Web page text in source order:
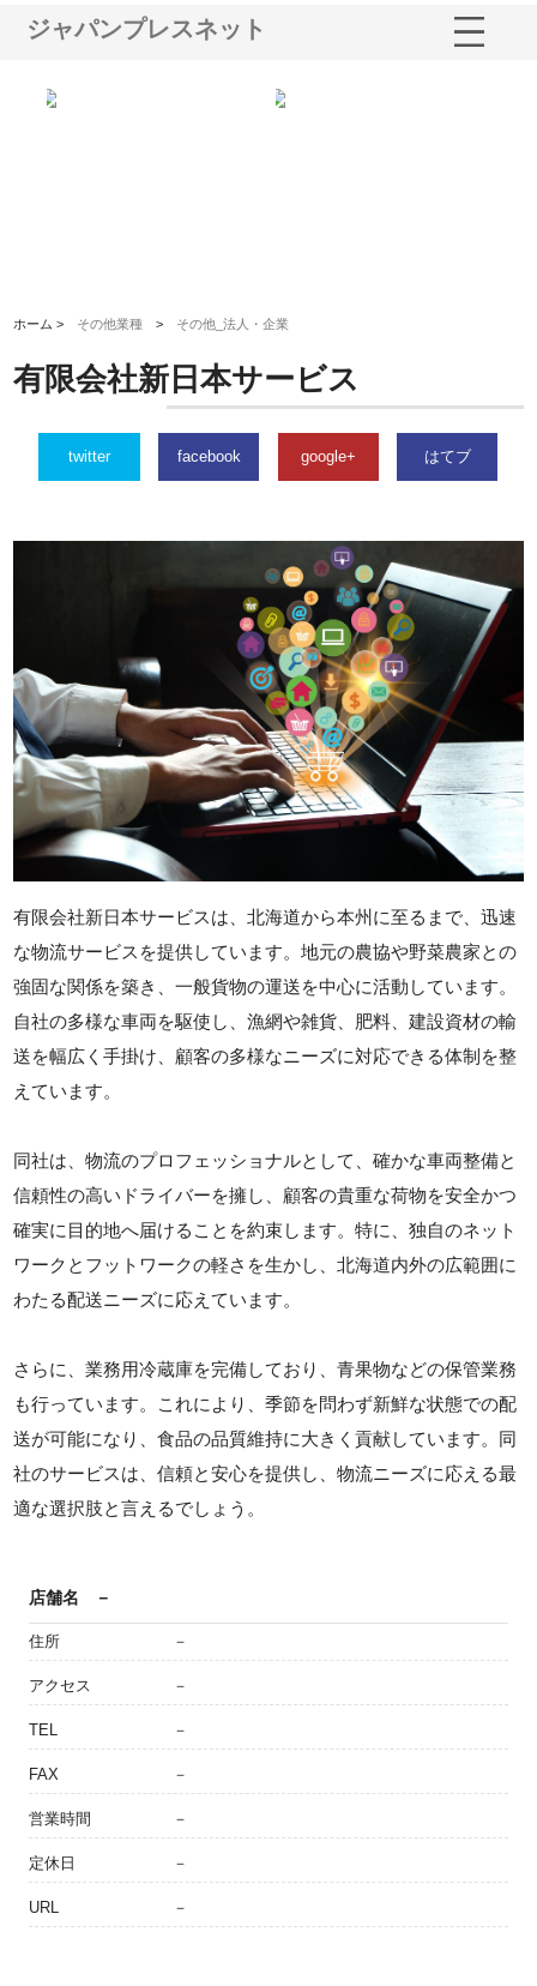
ジャパンプレスネット
ホーム > その他業種 > その他_法人・企業
有限会社新日本サービス
twitter facebook google+ はてブ
有限会社新日本サービスは、北海道から本州に至るまで、迅速
な物流サービスを提供しています。地元の農協や野菜農家との
強固な関係を築き、一般貨物の運送を中心に活動しています。
自社の多様な車両を駆使し、漁網や雑貨、肥料、建設資材の輸
送を幅広く手掛け、顧客の多様なニーズに対応できる体制を整
えています。
同社は、物流のプロフェッショナルとして、確かな車両整備と
信頼性の高いドライバーを擁し、顧客の貴重な荷物を安全かつ
確実に目的地へ届けることを約束します。特に、独自のネット
ワークとフットワークの軽さを生かし、北海道内外の広範囲に
わたる配送ニーズに応えています。
さらに、業務用冷蔵庫を完備しており、青果物などの保管業務
も行っています。これにより、季節を問わず新鮮な状態での配
送が可能になり、食品の品質維持に大きく貢献しています。同
社のサービスは、信頼と安心を提供し、物流ニーズに応える最
適な選択肢と言えるでしょう。
店舗名 －
住所 －
アクセス －
TEL －
FAX －
営業時間 －
定休日 －
URL －